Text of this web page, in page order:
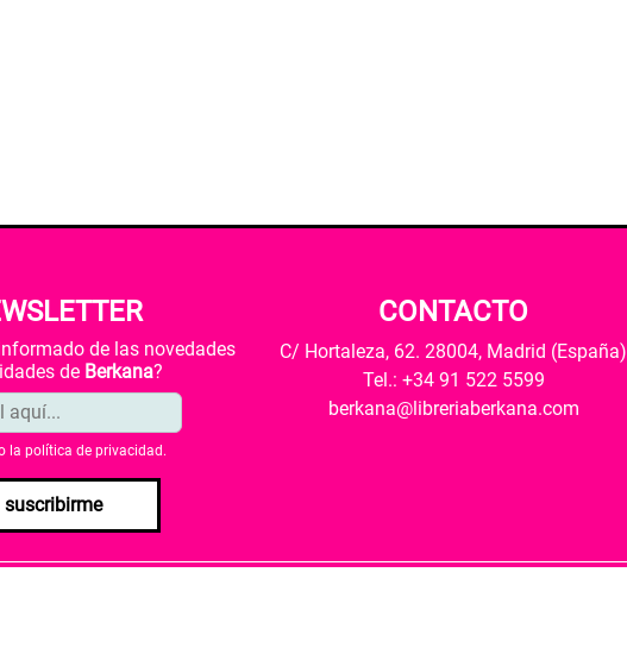
de las novedades
de Berkana?
la política de privacidad .
suscribirme
CONTACTO
C/ Hortaleza, 62. 28004, Madrid (España)
Tel.: +34 91 522 5599
berkana@libreriaberkana.com